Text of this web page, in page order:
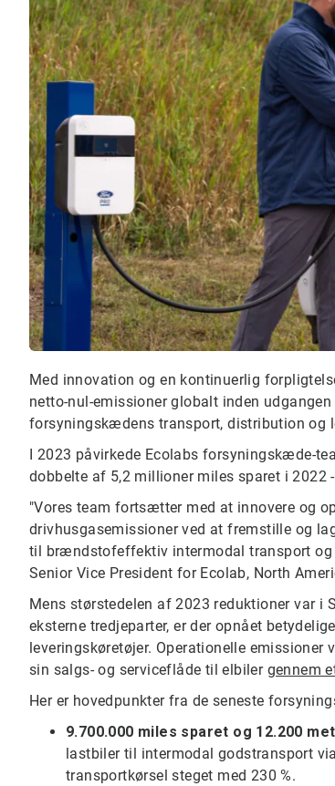
Med innovation og en kontinuerlig
netto-nul-emissioner globalt inden
forsyningskæde​​​​​​​ns transport, distribution og
I 2023 påvirkede Ecolabs forsyningskæde-
dobbelte af 5,2 millioner miles sparet i 2022
"Vores team fortsætter med at innovere og
drivhusgasemissioner ved at fremstille og
til brændstofeffektiv intermodal transport og
Senior Vice President for Ecolab, North
Mens størstedelen af 2023 reduktioner var i
eksterne tredjeparter, er der opnået
leveringskøretøjer. Operationelle emissioner
sin salgs- og serviceflåde til elbiler gennem
Her er hovedpunkter fra de seneste
9.700.000 miles sparet og 12.200
lastbiler til intermodal godstransport
transportkørsel steget med 230 %.